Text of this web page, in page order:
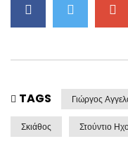
TAGS Γιώργος
Σκιάθος Στούντιο